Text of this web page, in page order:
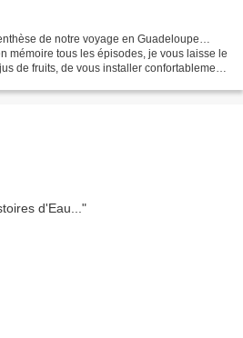
de notre voyage en Guadeloupe…
mémoire tous les épisodes, je vous laisse le
de fruits, de vous installer confortablement,